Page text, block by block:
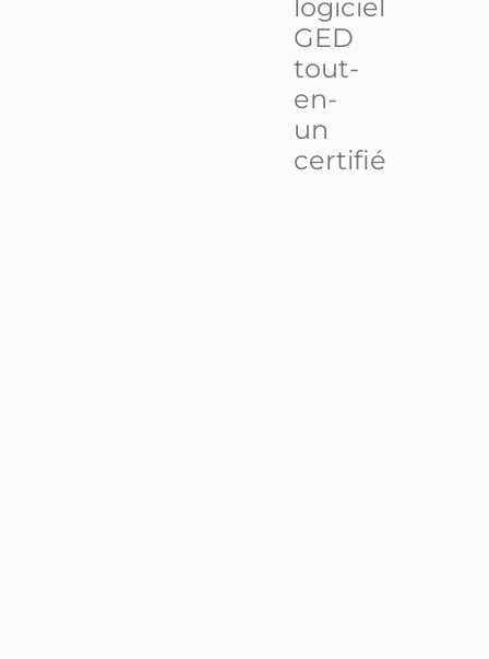
logiciel
GED
tout-
en-
un
certifié